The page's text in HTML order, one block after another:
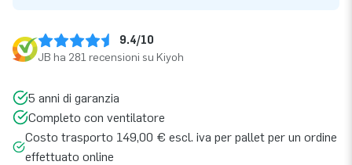
9.4/10
JB ha 281 recensioni su Kiyoh
5 anni di garanzia
Completo con ventilatore
Costo trasporto 149,00 € escl. iva per pallet per un ordine
effettuato online